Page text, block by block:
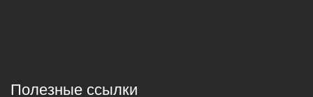
Полезные ссылки